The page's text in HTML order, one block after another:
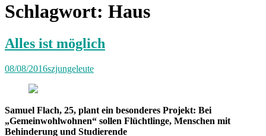
Schlagwort: Haus
Alles ist möglich
08/08/2016szjungeleute
Samuel Flach, 25, plant ein besonderes Projekt: Bei
„Gemeinwohlwohnen“ sollen Flüchtlinge, Menschen mit
Behinderung und Studierende